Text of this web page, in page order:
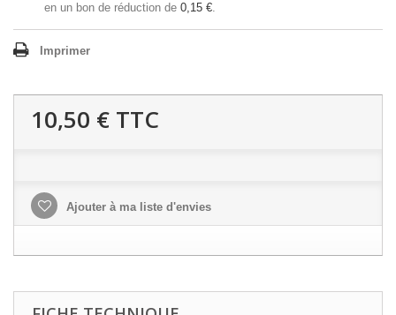
en un bon de réduction de 0,15 €.
Imprimer
10,50 € TTC
Ajouter à ma liste d'envies